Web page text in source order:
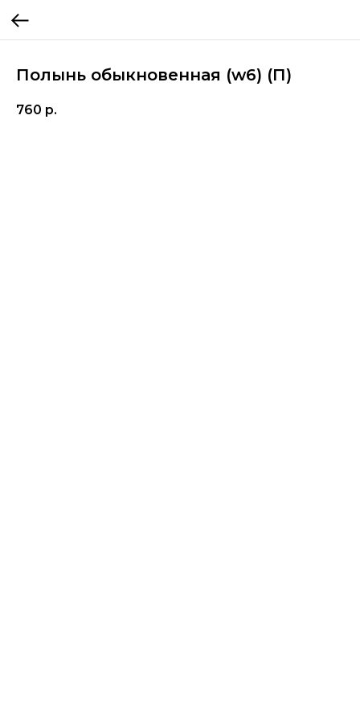
Полынь обыкновенная (w6) (П)
760 р.